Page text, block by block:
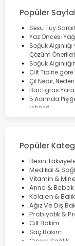
Lansinoh
Cebrolux
Dermoskin
Marvis
Rcfarma
Popüler
Sesu Tüy
Yaz Öncesi
Soğuk
Çözüm Önerileri
Soğuk
Cilt Tipine göre
Çil Nedir,
Bactigras Yara
5 Adımda
rehberi
Çözüm Yolları
Bocavirüs
Deep Flex
Mumiyo
Popüler
Besin
Medikal &
Vitamin &
Anne & Bebek
Kolajen & Balık
Ağız Ve Diş
Probiyotik &
Cilt Bakım
Saç Bakım
Cinsel Sağlık